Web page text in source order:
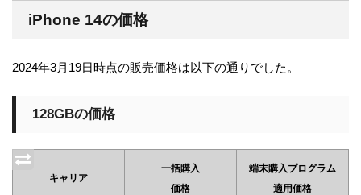
iPhone 14の価格
2024年3月19日時点の販売価格は以下の通りでした。
128GBの価格
キャリア
一括購入
価格
端末購入プログラム
適用価格